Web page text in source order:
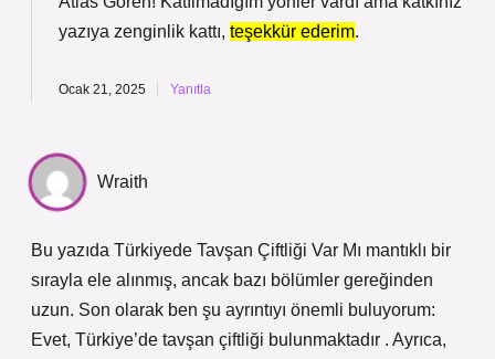
yazıya zenginlik kattı, teşekkür ederim.
Ocak 21, 2025 Yanıtla
Wraith
Bu yazıda Türkiyede Tavşan Çiftliği Var Mı mantıklı bir
sırayla ele alınmış, ancak bazı bölümler gereğinden
uzun. Son olarak ben şu ayrıntıyı önemli buluyorum:
Evet, Türkiye’de tavşan çiftliği bulunmaktadır . Ayrıca,